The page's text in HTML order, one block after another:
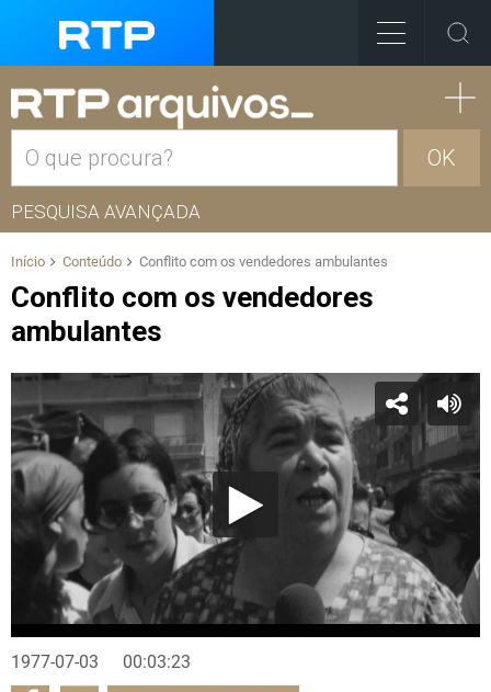
OK
PESQUISA AVANÇADA
Início Conteúdo Conflito com os vendedores ambulantes
Conflito com os vendedores
ambulantes
1977-07-03 00:03:23